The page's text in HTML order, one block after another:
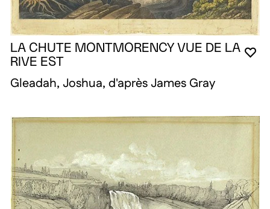
LA CHUTE MONTMORENCY VUE DE LA
RIVE EST
Gleadah, Joshua, d'après James Gray